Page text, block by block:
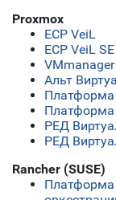
Proxmox
ECP VeiL
ECP VeiL SE
VMmanager
Альт
Платформа
Платформа
РЕД
РЕД
Rancher (SUSE)
Платформа